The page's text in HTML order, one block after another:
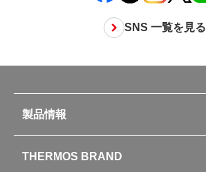
SNS 一覧を見る
製品情報
水筒
THERMOS BRAND